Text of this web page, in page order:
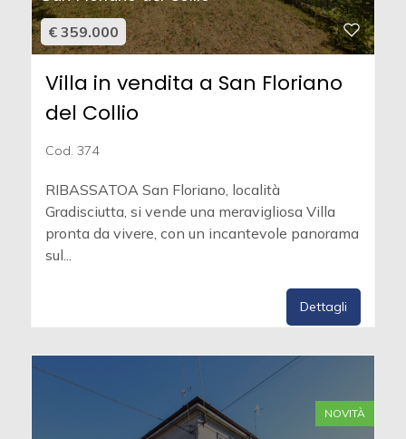
€ 359.000
Villa in vendita a San Floriano
del Collio
Cod. 374
RIBASSATOA San Floriano, località
Gradisciutta, si vende una meravigliosa Villa
pronta da vivere, con un incantevole panorama
sul...
Dettagli
NOVITÀ